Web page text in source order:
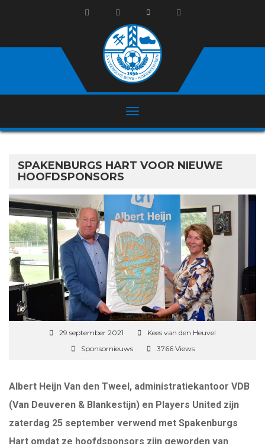
SPAKENBURGS HART VOOR NIEUWE
HOOFDSPONSORS
29 september 2021
Kees van den Heuvel
Sponsornieuws
3766 Views
Albert Heijn Van den Tweel, administratiekantoor VDB
(Van Deuveren & Blankestijn) en Players United zijn
zaterdag 25 september verwend met Spakenburgs
Hart omdat ze hoofdsponsors zijn geworden van